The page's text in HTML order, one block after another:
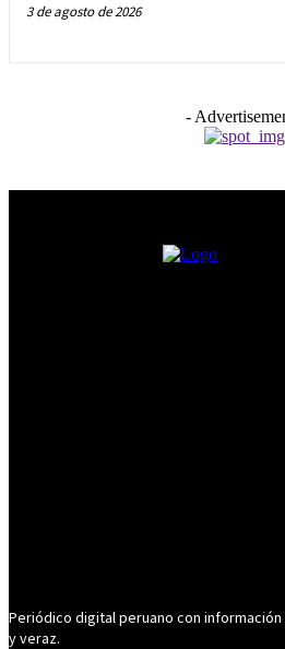
3 de agosto de 2026
-
Periódico digital peruano con
y veraz.